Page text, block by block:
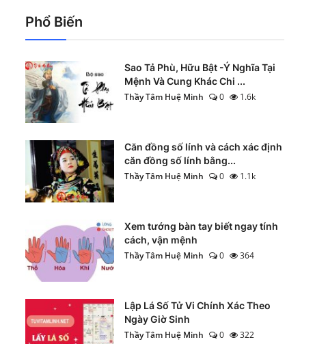
Phổ Biến
Sao Tả Phù, Hữu Bật -Ý Nghĩa Tại
Mệnh Và Cung Khác Chi ...
Thầy Tâm Huệ Minh
0 1.6k
Căn đồng số lính và cách xác định
căn đồng số lính bằng...
Thầy Tâm Huệ Minh
0 1.1k
Xem tướng bàn tay biết ngay tính
cách, vận mệnh
Thầy Tâm Huệ Minh
0 364
Lập Lá Số Tử Vi Chính Xác Theo
Ngày Giờ Sinh
Thầy Tâm Huệ Minh
0 322